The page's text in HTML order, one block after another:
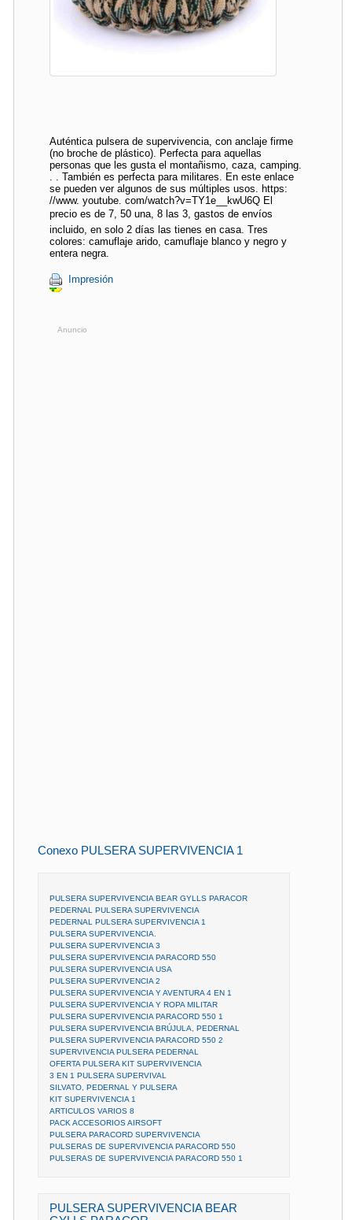
Auténtica pulsera de supervivencia, con anclaje firme
(no broche de plástico). Perfecta para aquellas
personas que les gusta el montañismo, caza, camping.
. . También es perfecta para militares. En este enlace
se pueden ver algunos de sus múltiples usos. https:
//www. youtube. com/watch?v=TY1e__kwU6Q El
precio es de 7, 50 una, 8 las 3, gastos de envíos
incluido, en solo 2 días las tienes en casa. Tres
colores: camuflaje arido, camuflaje blanco y negro y
entera negra.
Impresión
Anuncio
Conexo PULSERA SUPERVIVENCIA 1
PULSERA SUPERVIVENCIA BEAR GYLLS PARACOR
PEDERNAL PULSERA SUPERVIVENCIA
PEDERNAL PULSERA SUPERVIVENCIA 1
PULSERA SUPERVIVENCIA.
PULSERA SUPERVIVENCIA 3
PULSERA SUPERVIVENCIA PARACORD 550
PULSERA SUPERVIVENCIA USA
PULSERA SUPERVIVENCIA 2
PULSERA SUPERVIVENCIA Y AVENTURA 4 EN 1
PULSERA SUPERVIVENCIA Y ROPA MILITAR
PULSERA SUPERVIVENCIA PARACORD 550 1
PULSERA SUPERVIVENCIA BRÚJULA, PEDERNAL
PULSERA SUPERVIVENCIA PARACORD 550 2
SUPERVIVENCIA PULSERA PEDERNAL
OFERTA PULSERA KIT SUPERVIVENCIA
3 EN 1 PULSERA SUPERVIVAL
SILVATO, PEDERNAL Y PULSERA
KIT SUPERVIVENCIA 1
ARTICULOS VARIOS 8
PACK ACCESORIOS AIRSOFT
PULSERA PARACORD SUPERVIVENCIA
PULSERAS DE SUPERVIVENCIA PARACORD 550
PULSERAS DE SUPERVIVENCIA PARACORD 550 1
PULSERA SUPERVIVENCIA BEAR